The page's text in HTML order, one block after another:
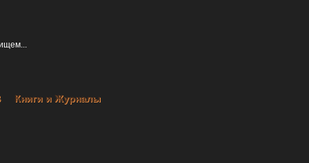
Книги и Журналы